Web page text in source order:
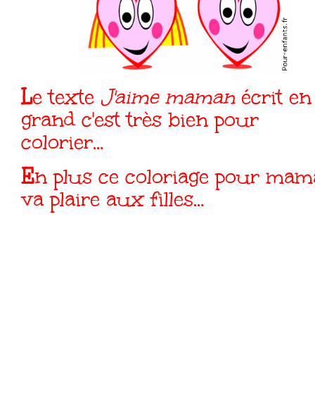
Le texte J'aime maman écrit en
grand c'est très bien pour
colorier…
En plus ce coloriage pour maman
va plaire aux filles…